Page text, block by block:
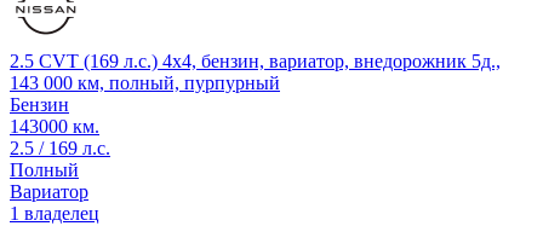
2.5 CVT (169 л.с.) 4x4, бензин, вариатор, внедорожник 5д.,
143 000 км, полный, пурпурный
Бензин
143000 км.
2.5 / 169 л.с.
Полный
Вариатор
1 владелец